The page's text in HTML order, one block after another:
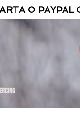
O